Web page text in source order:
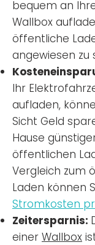
bequem an
Wallbox
öffentliche
angewiesen zu
Ihr
aufladen,
Sicht Geld
Hause
öffentlichen
Vergleich zum
Laden können
Stromkosten
Zeitersparnis:
einer Wallbox